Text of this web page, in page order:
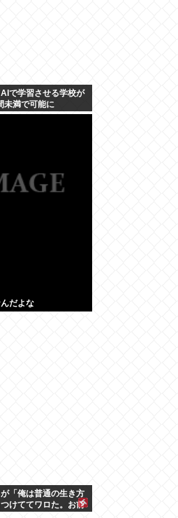
で学習させる学校が
未満で可能に
だよな
「俺は普通の生き方
けててワロた。お前